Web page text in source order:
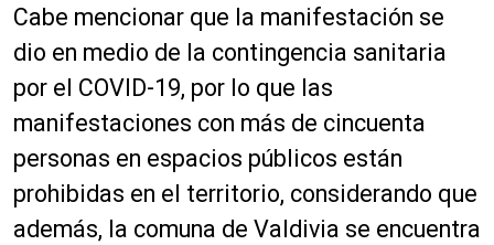
Cabe mencionar que la manifestación se
dio en medio de la contingencia sanitaria
por el COVID-19, por lo que las
manifestaciones con más de cincuenta
personas en espacios públicos están
prohibidas en el territorio, considerando que
además, la comuna de Valdivia se encuentra